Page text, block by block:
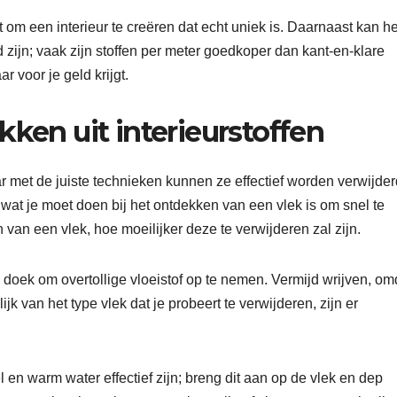
een interieur te creëren dat echt uniek is. Daarnaast kan
vaak zijn stoffen per meter goedkoper dan kant-en-klare
voor je geld krijgt.
uit interieurstoffen
de juiste technieken kunnen ze effectief worden
je moet doen bij het ontdekken van een vlek is om snel te
een vlek, hoe moeilijker deze te verwijderen zal zijn.
om overtollige vloeistof op te nemen. Vermijd wrijven,
van het type vlek dat je probeert te verwijderen, zijn er
warm water effectief zijn; breng dit aan op de vlek en dep